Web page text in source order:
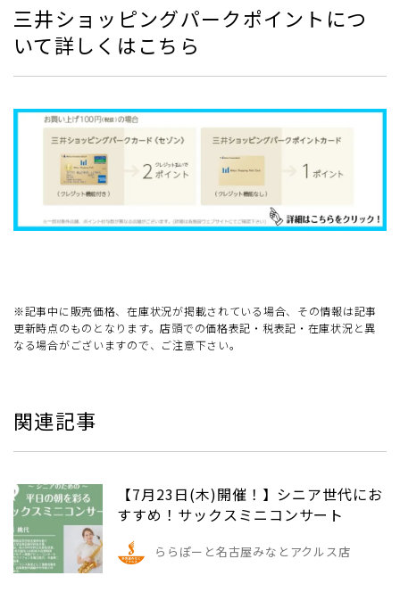
三井ショッピングパークポイントにつ
いて詳しくはこちら
※記事中に販売価格、在庫状況が掲載されている場合、その情報は記事
更新時点のものとなります。店頭での価格表記・税表記・在庫状況と異
なる場合がございますので、ご注意下さい。
関連記事
【7月23日(木)開催！】シニア世代にお
すすめ！サックスミニコンサート
ららぽーと名古屋みなとアクルス店